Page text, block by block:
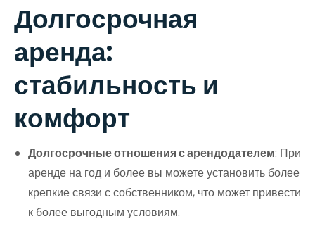
Долгосрочная
аренда:
стабильность и
комфорт
Долгосрочные отношения с арендодателем: При
аренде на год и более вы можете установить более
крепкие связи с собственником, что может привести
к более выгодным условиям.